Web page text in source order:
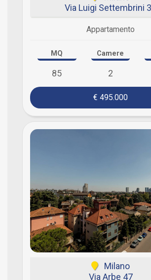
Via Luigi Settembrini
Appartamento
MQ
85
Camere
2
€ 495.000
Milano
Via Arbe 47